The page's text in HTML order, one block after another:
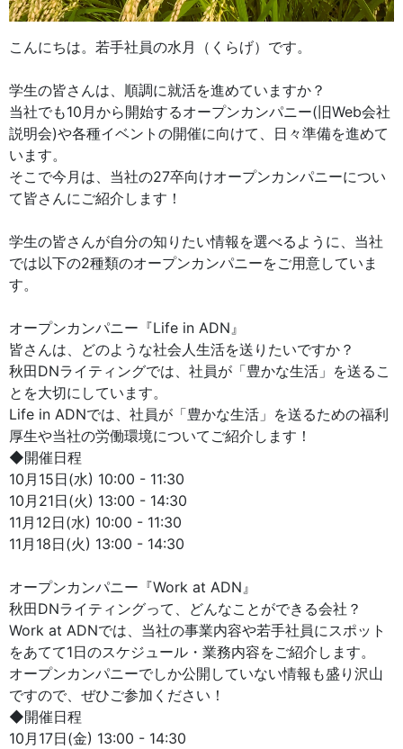
こんにちは。若手社員の水月（くらげ）です。
学生の皆さんは、順調に就活を進めていますか？
当社でも10月から開始するオープンカンパニー(旧Web会社
説明会)や各種イベントの開催に向けて、日々準備を進めて
います。
そこで今月は、当社の27卒向けオープンカンパニーについ
て皆さんにご紹介します！
学生の皆さんが自分の知りたい情報を選べるように、当社
では以下の2種類のオープンカンパニーをご用意していま
す。
オープンカンパニー『Life in ADN』
皆さんは、どのような社会人生活を送りたいですか？
秋田DNライティングでは、社員が「豊かな生活」を送るこ
とを大切にしています。
Life in ADNでは、社員が「豊かな生活」を送るための福利
厚生や当社の労働環境についてご紹介します！
◆開催日程
10月15日(水) 10:00 - 11:30
10月21日(火) 13:00 - 14:30
11月12日(水) 10:00 - 11:30
11月18日(火) 13:00 - 14:30
オープンカンパニー『Work at ADN』
秋田DNライティングって、どんなことができる会社？
Work at ADNでは、当社の事業内容や若手社員にスポット
をあてて1日のスケジュール・業務内容をご紹介します。
オープンカンパニーでしか公開していない情報も盛り沢山
ですので、ぜひご参加ください！
◆開催日程
10月17日(金) 13:00 - 14:30